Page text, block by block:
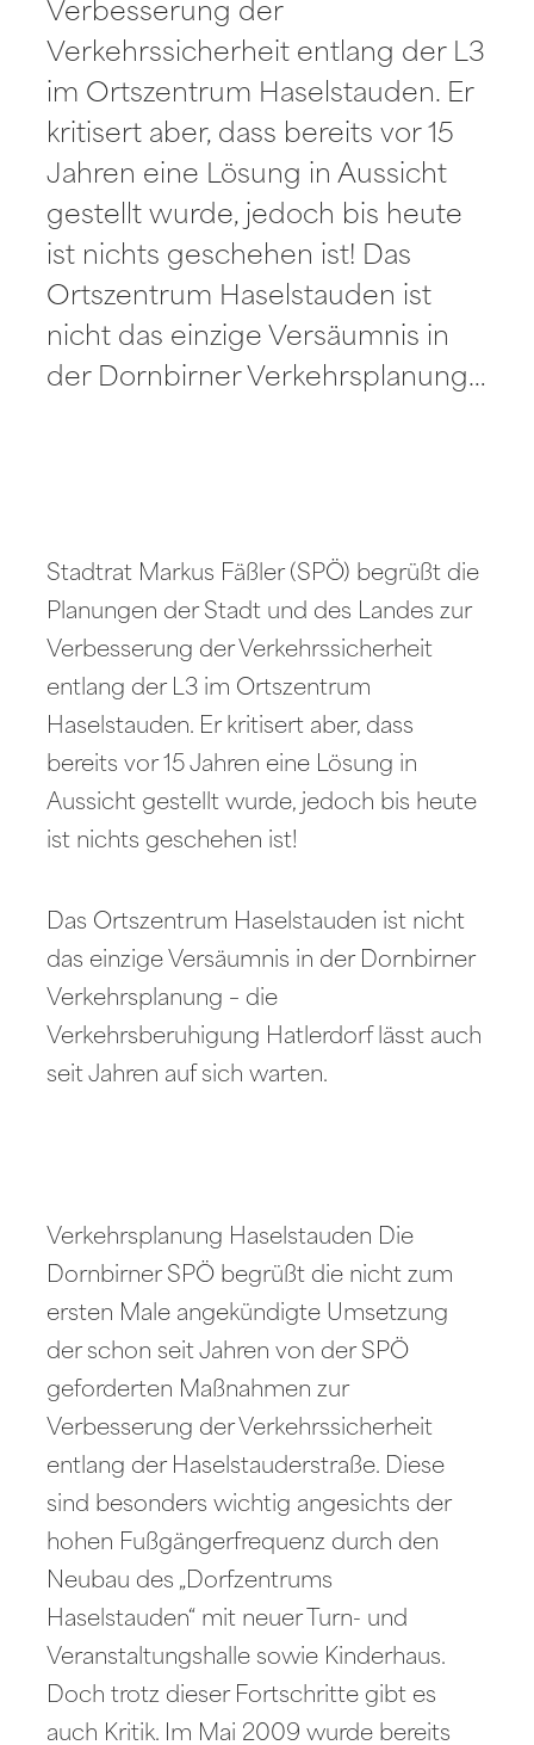
Verbesserung der
Verkehrssicherheit entlang der L3
im Ortszentrum Haselstauden. Er
kritisert aber, dass bereits vor 15
Jahren eine Lösung in Aussicht
gestellt wurde, jedoch bis heute
ist nichts geschehen ist! Das
Ortszentrum Haselstauden ist
nicht das einzige Versäumnis in
der Dornbirner Verkehrsplanung…
Stadtrat Markus Fäßler (SPÖ) begrüßt die
Planungen der Stadt und des Landes zur
Verbesserung der Verkehrssicherheit
entlang der L3 im Ortszentrum
Haselstauden. Er kritisert aber, dass
bereits vor 15 Jahren eine Lösung in
Aussicht gestellt wurde, jedoch bis heute
ist nichts geschehen ist!
Das Ortszentrum Haselstauden ist nicht
das einzige Versäumnis in der Dornbirner
Verkehrsplanung – die
Verkehrsberuhigung Hatlerdorf lässt auch
seit Jahren auf sich warten.
Verkehrsplanung Haselstauden Die
Dornbirner SPÖ begrüßt die nicht zum
ersten Male angekündigte Umsetzung
der schon seit Jahren von der SPÖ
geforderten Maßnahmen zur
Verbesserung der Verkehrssicherheit
entlang der Haselstauderstraße. Diese
sind besonders wichtig angesichts der
hohen Fußgängerfrequenz durch den
Neubau des „Dorfzentrums
Haselstauden“ mit neuer Turn- und
Veranstaltungshalle sowie Kinderhaus.
Doch trotz dieser Fortschritte gibt es
auch Kritik. Im Mai 2009 wurde bereits